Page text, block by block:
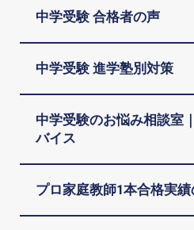
中学受験 合格者の声
中学受験 進学塾別対策
中学受験のお悩み相談室
バイス
プロ家庭教師1本合格実績